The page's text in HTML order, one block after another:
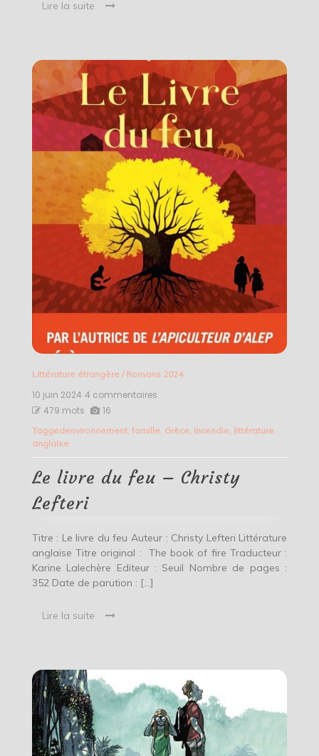
Lire la suite
Littérature étrangère/ Romans 2024
10 juin 2024 4 commentaires
du
Christy
479 mots 16
Taggedenvironnement, famille, Grèce, Incendie, littérature
anglaise
Le livre du feu – Christy
Lefteri
Titre : Le livre du feu Auteur : Christy Lefteri Littérature
anglaise Titre original : The book of fire Traducteur :
Karine Lalechère Editeur : Seuil Nombre de pages :
352 Date de parution : […]
Lire la suite